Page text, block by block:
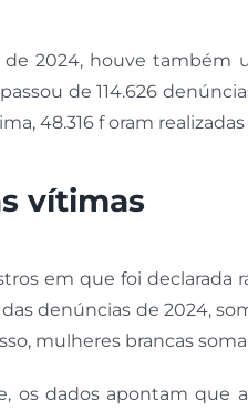
2024, houve também
de 114.626
48.316 f oram
vítimas
em que foi declarada
das denúncias de 2024,
mulheres brancas
os dados apontam que